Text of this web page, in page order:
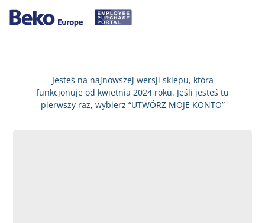
Jesteś na najnowszej wersji sklepu, która
funkcjonuje od kwietnia 2024 roku. Jeśli jesteś tu
pierwszy raz, wybierz “UTWÓRZ MOJE KONTO”